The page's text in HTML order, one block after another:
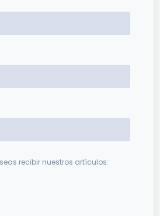
recibir nuestros artículos: